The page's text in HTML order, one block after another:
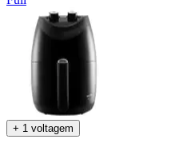
+ 1 voltagem